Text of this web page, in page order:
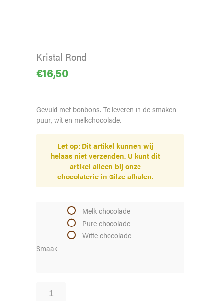
Kristal Rond
€16,50
Gevuld met bonbons. Te leveren in de smaken
puur, wit en melkchocolade.
Let op: Dit artikel kunnen wij
helaas niet verzenden. U kunt dit
artikel alleen bij onze
chocolaterie in Gilze afhalen.
Smaak
Melk chocolade
Pure chocolade
Witte chocolade
Rond